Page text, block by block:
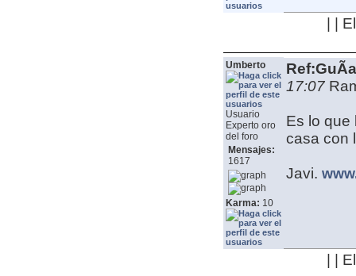
| |
Umberto
Usuario
Experto oro
del foro
Mensajes:
1617
Karma: 10
17:07
Es lo que
casa con
Javi.
| |